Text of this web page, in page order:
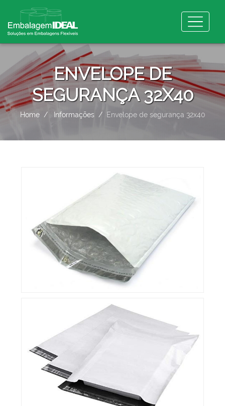
ENVELOPE DE
SEGURANÇA 32X40
Home Informações Envelope de segurança 32x40